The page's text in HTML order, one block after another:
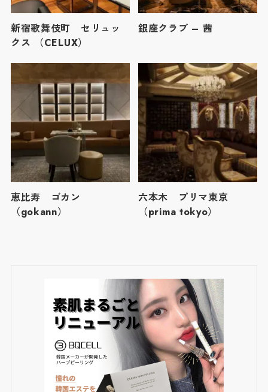
新宿歌舞伎町 セリュッ
クス （CELUX）
銀座クラブ – 茜
恵比寿 ゴカン
（gokann）
六本木 プリマ東京
（prima tokyo）